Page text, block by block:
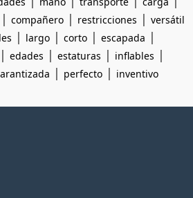
| compañero | restricciones | versátil
| largo | corto | escapada |
| edades | estaturas | inflables |
| perfecto | inventivo